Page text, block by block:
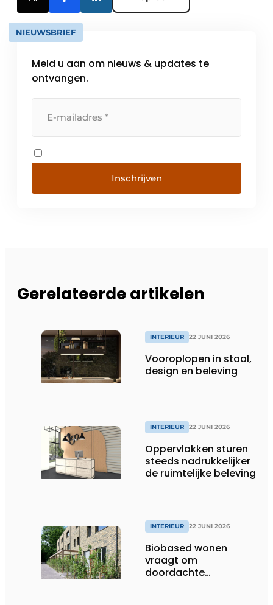
NIEUWSBRIEF
Meld u aan om nieuws & updates te
ontvangen.
Inschrijven
Gerelateerde artikelen
INTERIEUR 22 JUNI 2026
Vooroplopen in staal,
design en beleving
INTERIEUR 22 JUNI 2026
Oppervlakken sturen
steeds nadrukkelijker
de ruimtelijke beleving
INTERIEUR 22 JUNI 2026
Biobased wonen
vraagt om
doordachte